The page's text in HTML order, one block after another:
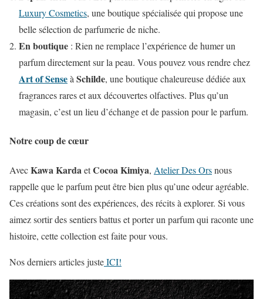
Luxury Cosmetics, une boutique spécialisée qui propose une
belle sélection de parfumerie de niche.
En boutique : Rien ne remplace l’expérience de humer un
parfum directement sur la peau. Vous pouvez vous rendre chez
Art of Senseà Schilde, une boutique chaleureuse dédiée aux
fragrances rares et aux découvertes olfactives. Plus qu’un
magasin, c’est un lieu d’échange et de passion pour le parfum.
Notre coup de cœur
AvecKawa KardaetCocoa Kimiya, Atelier Des Orsnous
rappelle que le parfum peut être bien plus qu’une odeur agréable.
Ces créations sont des expériences, des récits à explorer. Si vous
aimez sortir des sentiers battus et porter un parfum qui raconte une
histoire, cette collection est faite pour vous.
Nos derniers articles justeICI!